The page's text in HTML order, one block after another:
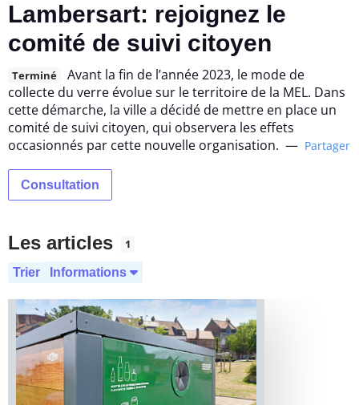
Lambersart: rejoignez le
comité de suivi citoyen
Terminé
Avant la fin de l’année 2023, le mode de
collecte du verre évolue sur le territoire de la MEL. Dans
cette démarche, la ville a décidé de mettre en place un
comité de suivi citoyen, qui observera les effets
occasionnés par cette nouvelle organisation. — Partager
Consultation
Les articles 1
Trier Informations